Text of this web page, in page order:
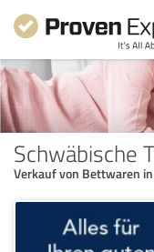
Schwäbische
Verkauf von Bettwaren